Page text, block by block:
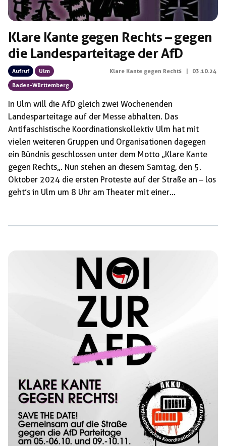
Klare Kante gegen Rechts – gegen
die Landesparteitage der AfD
Aufruf
Ulm
Baden-Württemberg
Klare Kante gegen Rechts 03.10.24
In Ulm will die AfD gleich zwei Wochenenden
Landesparteitage auf der Messe abhalten. Das
Antifaschistische Koordinationskollektiv Ulm hat mit
vielen weiteren Gruppen und Organisationen dagegen
ein Bündnis geschlossen unter dem Motto „Klare Kante
gegen Rechts„. Nun stehen an diesem Samtag, den 5.
Oktober 2024 die ersten Proteste auf der Straße an – los
geht’s in Ulm um 8 Uhr am Theater mit einer
2024 steht unter dem Motto “Rechtsruck” – nach den
Correctiv- Recherchen im Januar nun die
Rekordergebnisse bei […]